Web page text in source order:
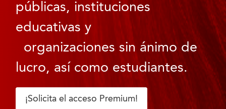
públicas, instituciones
educativas y
organizaciones sin ánimo de
lucro, así como estudiantes.
¡Solicita el acceso Premium!